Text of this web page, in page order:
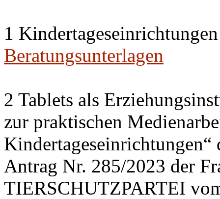
1
Beratungsunterlagen
2 Tablets als
zur praktischen
Kindertageseinrichtungen“
Antrag Nr. 285/2023 der
TIERSCHUTZPARTEI